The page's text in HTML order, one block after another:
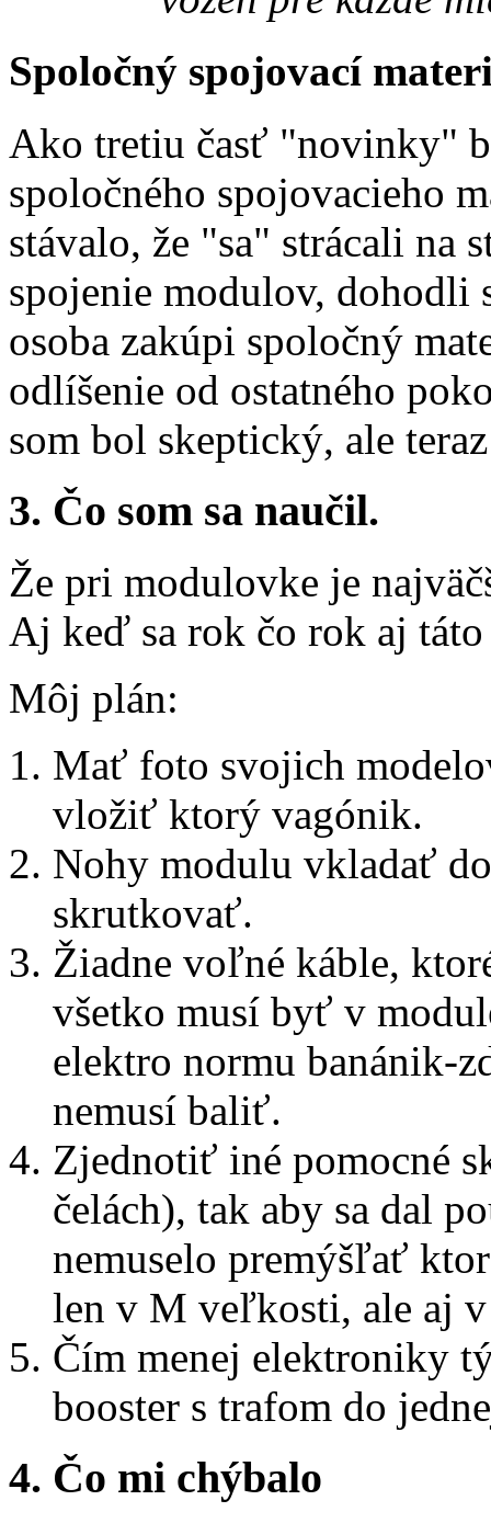
Spoločný spojovací
Ako tretiu časť "novinky"
spoločného spojovacieho
stávalo, že "sa" strácali na
spojenie modulov, dohodli
osoba zakúpi spoločný
odlíšenie od ostatného
som bol skeptický, ale
3. Čo som sa naučil.
Že pri modulovke je
Aj keď sa rok čo rok aj
Môj plán:
Mať foto svojich
vložiť ktorý vagónik.
Nohy modulu vkladať
skrutkovať.
Žiadne voľné káble,
všetko musí byť v
elektro normu banánik-
nemusí baliť.
Zjednotiť iné pomocné
čelách), tak aby sa dal
nemuselo premýšľať
len v M veľkosti, ale aj
Čím menej elektroniky
booster s trafom do
4. Čo mi chýbalo